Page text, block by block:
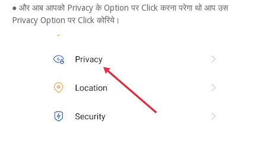
● और आब आपको Privacy के Option पर Click करना परेगा थो आप उस
Privacy Option पर Click कोरिये।